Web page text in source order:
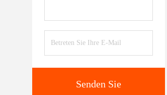
Senden Sie